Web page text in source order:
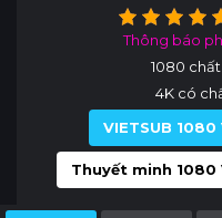
Thông báo
1080
4K có
VIETSUB 1080
Thuyết minh 1080